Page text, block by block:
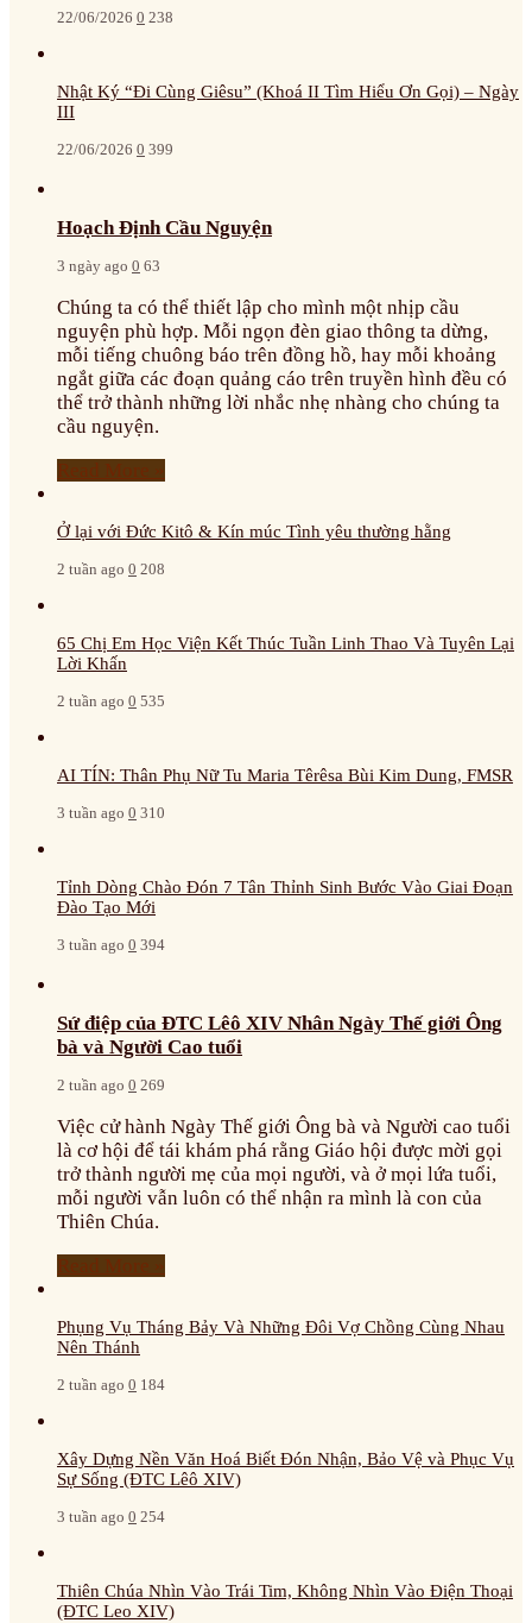
22/06/2026 0 238
Nhật Ký “Đi Cùng Giêsu” (Khoá II Tìm Hiểu Ơn Gọi) – Ngày
III
22/06/2026 0 399
Hoạch Định Cầu Nguyện
3 ngày ago 0 63
Chúng ta có thể thiết lập cho mình một nhịp cầu
nguyện phù hợp. Mỗi ngọn đèn giao thông ta dừng,
mỗi tiếng chuông báo trên đồng hồ, hay mỗi khoảng
ngắt giữa các đoạn quảng cáo trên truyền hình đều có
thể trở thành những lời nhắc nhẹ nhàng cho chúng ta
cầu nguyện.
Read More »
Ở lại với Đức Kitô & Kín múc Tình yêu thường hằng
2 tuần ago 0 208
65 Chị Em Học Viện Kết Thúc Tuần Linh Thao Và Tuyên Lại
Lời Khấn
2 tuần ago 0 535
AI TÍN: Thân Phụ Nữ Tu Maria Têrêsa Bùi Kim Dung, FMSR
3 tuần ago 0 310
Tỉnh Dòng Chào Đón 7 Tân Thỉnh Sinh Bước Vào Giai Đoạn
Đào Tạo Mới
3 tuần ago 0 394
Sứ điệp của ĐTC Lêô XIV Nhân Ngày Thế giới Ông
bà và Người Cao tuổi
2 tuần ago 0 269
Việc cử hành Ngày Thế giới Ông bà và Người cao tuổi
là cơ hội để tái khám phá rằng Giáo hội được mời gọi
trở thành người mẹ của mọi người, và ở mọi lứa tuổi,
mỗi người vẫn luôn có thể nhận ra mình là con của
Thiên Chúa.
Read More »
Phụng Vụ Tháng Bảy Và Những Đôi Vợ Chồng Cùng Nhau
Nên Thánh
2 tuần ago 0 184
Xây Dựng Nền Văn Hoá Biết Đón Nhận, Bảo Vệ và Phục Vụ
Sự Sống (ĐTC Lêô XIV)
3 tuần ago 0 254
Thiên Chúa Nhìn Vào Trái Tim, Không Nhìn Vào Điện Thoại
(ĐTC Leo XIV)